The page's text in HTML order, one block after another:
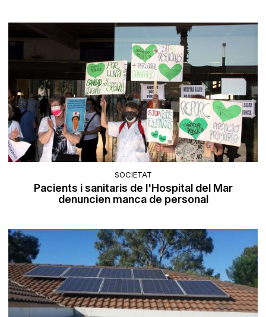
SOCIETAT
Pacients i sanitaris de l'Hospital del Mar
denuncien manca de personal